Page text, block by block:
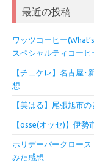
最近の投稿
ワッツコーヒー
スペシャルティコーヒ
【チェケレ】名古屋･
想
【美はる】尾張旭市
【osse(オッセ)】伊
ホリデーパークロー
みた感想